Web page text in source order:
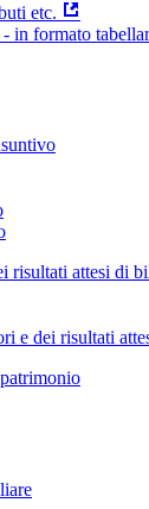
etc.
in formato
risultati attesi di
e dei risultati